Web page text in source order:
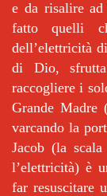
e da risalire
fatto quelli
dell’elettricità
di Dio,
raccogliere i
Grande Madre
varcando la
Jacob (la
l’elettricità) è
far resuscitare